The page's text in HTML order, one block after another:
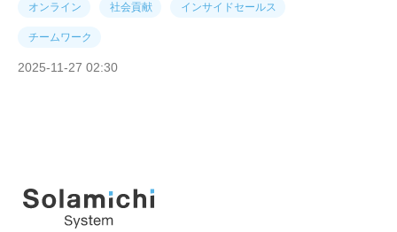
オンライン 社会貢献 インサイドセールス
チームワーク
2025-11-27 02:30